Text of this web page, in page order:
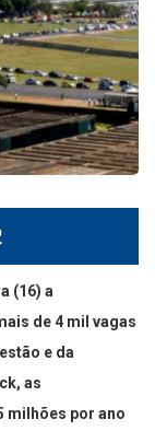
(16) a
de 4 mil vagas
e da
as
milhões por ano